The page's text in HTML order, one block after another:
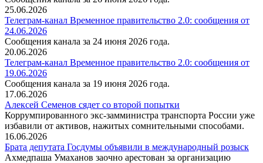
25.06.2026
Телеграм-канал Временное правительство 2.0: сообщения от
24.06.2026
Сообщения канала за 24 июня 2026 года.
20.06.2026
Телеграм-канал Временное правительство 2.0: сообщения от
19.06.2026
Сообщения канала за 19 июня 2026 года.
17.06.2026
Алексей Семенов сядет со второй попытки
Коррумпированного экс-замминистра транспорта России уже
избавили от активов, нажитых сомнительными способами.
16.06.2026
Брата депутата Госдумы объявили в международный розыск
Ахмедпаша Умаханов заочно арестован за организацию